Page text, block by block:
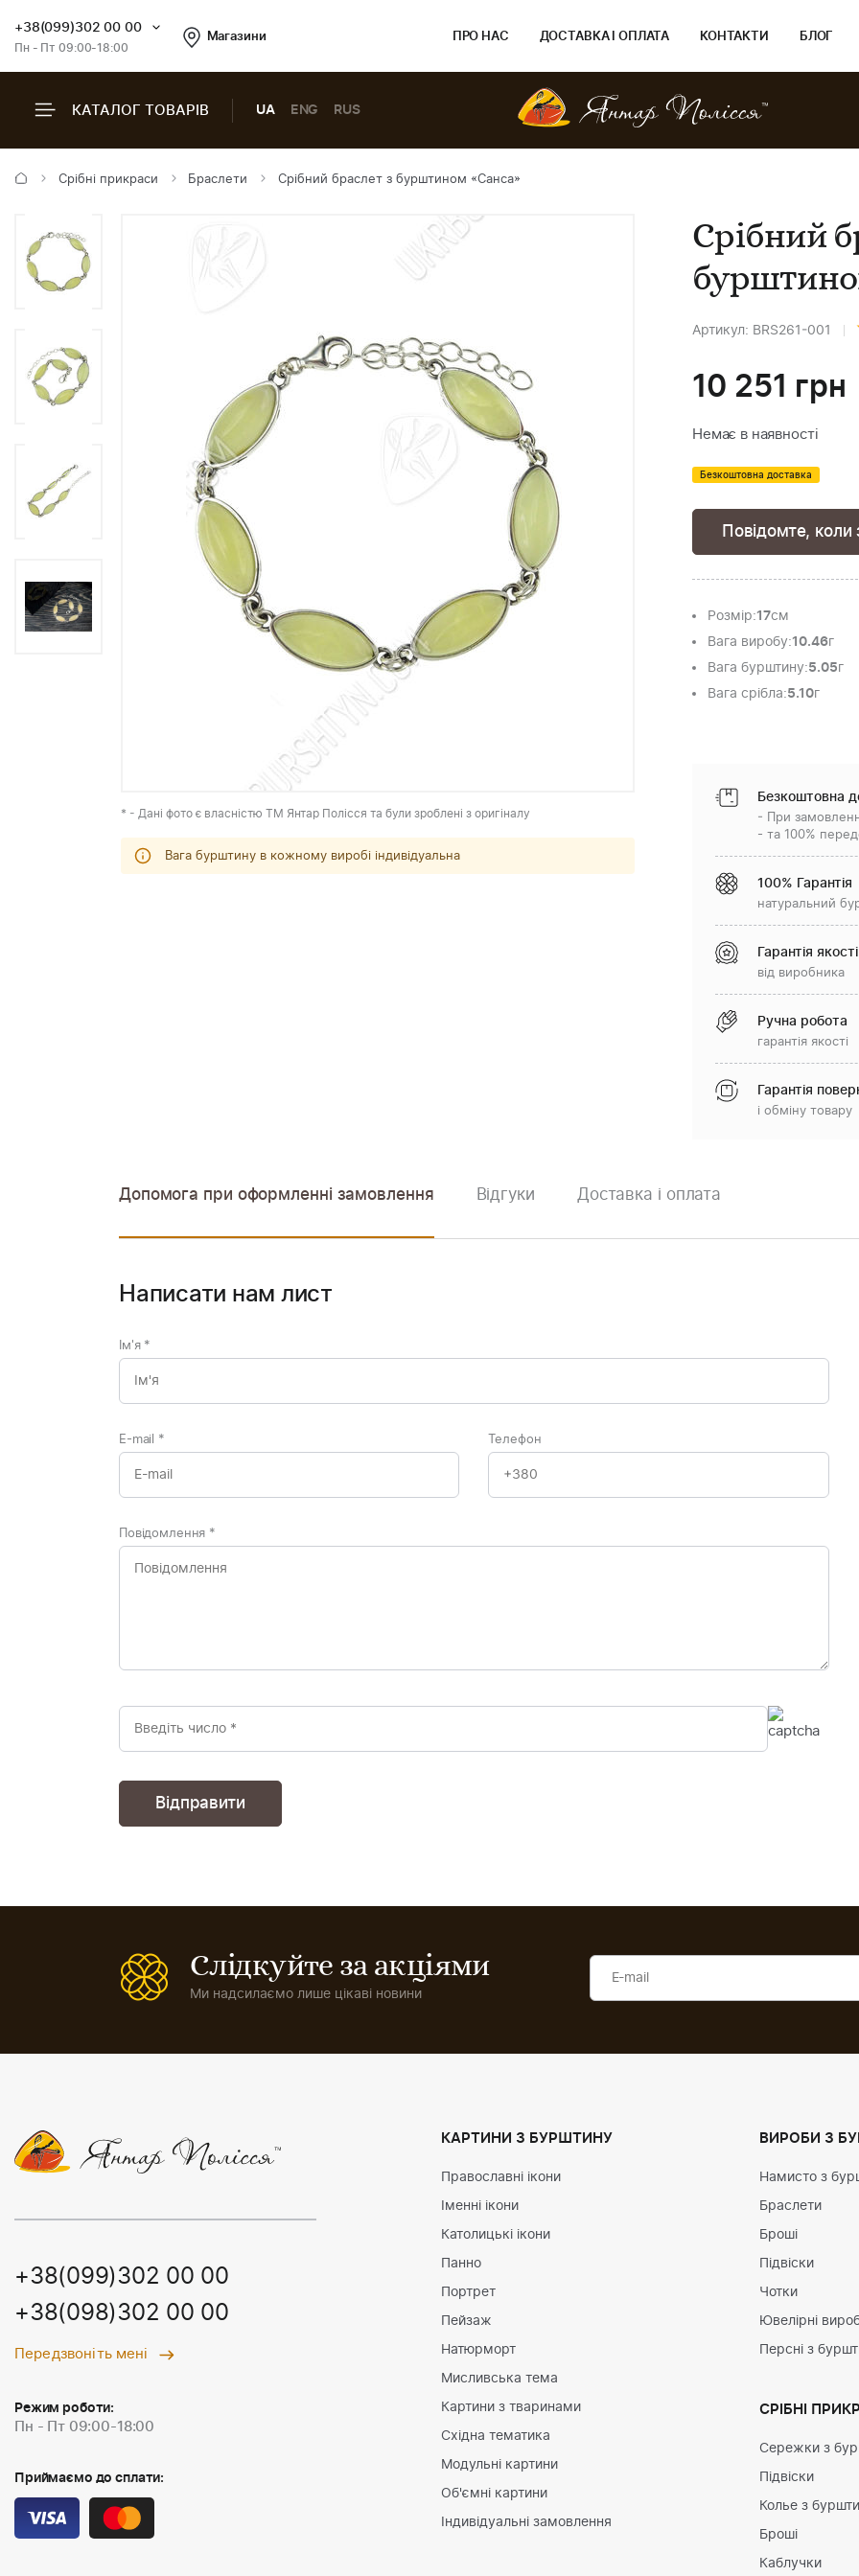
+38(099)302 00 00
Пн - Пт 09:00-18:00
Магазини ПРО НАС ДОСТАВКА І ОПЛАТА КОНТАКТИ БЛОГ
КАТАЛОГ ТОВАРІВ UA ENG RUS
Срібні прикраси Браслети Срібний браслет з бурштином «Санса»
* - Дані фото є власністю ТМ Янтар Полісся та були зроблені з оригіналу
Вага бурштину в кожному виробі індивідуальна
Срібний
Артикул: BRS261-001
10 251 грн
Немає в наявності
Безкоштовна доставка
Повідомте, коли
Розмір:17см
Вага виробу:10.46г
Вага бурштину:5.05г
Вага срібла:5.10г
Безкоштовна
- При
- та 100%
100% Гарантія
натуральний
Гарантія якості
від виробника
Ручна робота
гарантія якості
Гарантія
і обміну товару
Допомога при оформленні замовлення Відгуки Доставка і оплата
Написати нам лист
Ім'я *
E-mail * Телефон
Повідомлення *
Слідкуйте за акціями
Ми надсилаємо лише цікаві новини
+38(099)302 00 00
+38(098)302 00 00
Передзвоніть мені
Режим роботи:
Пн - Пт 09:00-18:00
Приймаємо до сплати:
КАРТИНИ З БУРШТИНУ
Православні ікони
Іменні ікони
Католицькі ікони
Панно
Портрет
Пейзаж
Натюрморт
Мисливська тема
Картини з тваринами
Східна тематика
Модульні картини
Об'ємні картини
Індивідуальні замовлення
ВИРОБИ З
Намисто з
Браслети
Броші
Підвіски
Чотки
Ювелірні
Персні з
СРІБНІ
Сережки з
Підвіски
Колье з
Броші
Каблучки